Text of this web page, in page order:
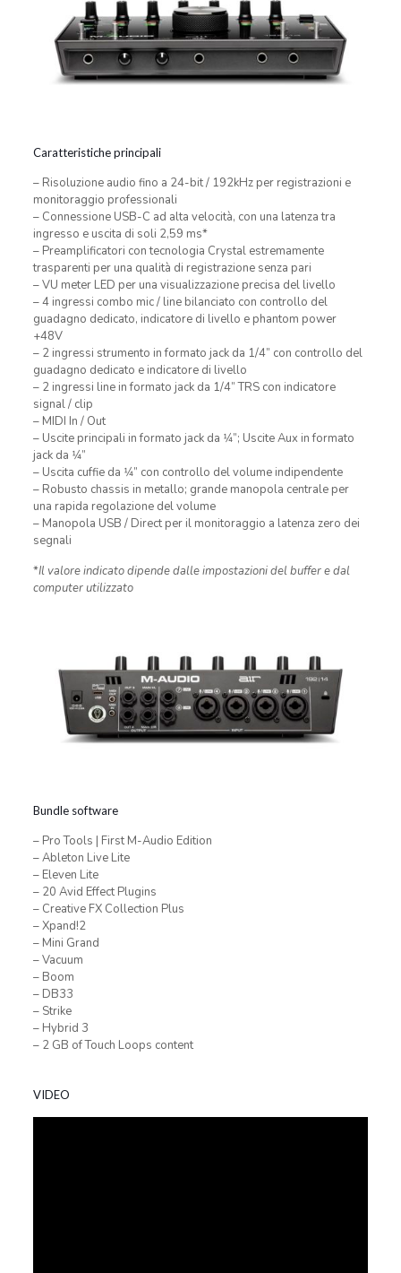
Caratteristiche principali
– Risoluzione audio fino a 24-bit / 192kHz per registrazioni e
monitoraggio professionali
– Connessione USB-C ad alta velocità, con una latenza tra
ingresso e uscita di soli 2,59 ms*
– Preamplificatori con tecnologia Crystal estremamente
trasparenti per una qualità di registrazione senza pari
– VU meter LED per una visualizzazione precisa del livello
– 4 ingressi combo mic / line bilanciato con controllo del
guadagno dedicato, indicatore di livello e phantom power
+48V
– 2 ingressi strumento in formato jack da 1/4” con controllo del
guadagno dedicato e indicatore di livello
– 2 ingressi line in formato jack da 1/4” TRS con indicatore
signal / clip
– MIDI In / Out
– Uscite principali in formato jack da 1⁄4”; Uscite Aux in formato
jack da 1⁄4”
– Uscita cuffie da 1⁄4” con controllo del volume indipendente
– Robusto chassis in metallo; grande manopola centrale per
una rapida regolazione del volume
– Manopola USB / Direct per il monitoraggio a latenza zero dei
segnali
*Il valore indicato dipende dalle impostazioni del buffer e dal
computer utilizzato
Bundle software
– Pro Tools | First M-Audio Edition
– Ableton Live Lite
– Eleven Lite
– 20 Avid Effect Plugins
– Creative FX Collection Plus
– Xpand!2
– Mini Grand
– Vacuum
– Boom
– DB33
– Strike
– Hybrid 3
– 2 GB of Touch Loops content
VIDEO